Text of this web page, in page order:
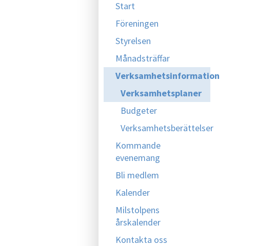
Start
Föreningen
Styrelsen
Månadsträffar
Verksamhetsinformation
Verksamhetsplaner
Budgeter
Verksamhetsberättelser
Kommande
evenemang
Bli medlem
Kalender
Milstolpens
årskalender
Kontakta oss